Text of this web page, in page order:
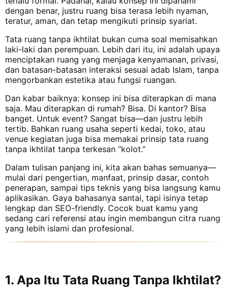
dengan benar, justru ruang bisa terasa lebih nyaman,
teratur, aman, dan tetap mengikuti prinsip syariat.
Tata ruang tanpa ikhtilat bukan cuma soal memisahkan
laki-laki dan perempuan. Lebih dari itu, ini adalah upaya
menciptakan ruang yang menjaga kenyamanan, privasi,
dan batasan-batasan interaksi sesuai adab Islam, tanpa
mengorbankan estetika atau fungsi ruangan.
Dan kabar baiknya: konsep ini bisa diterapkan di mana
saja. Mau diterapkan di rumah? Bisa. Di kantor? Bisa
banget. Untuk event? Sangat bisa—dan justru lebih
tertib. Bahkan ruang usaha seperti kedai, toko, atau
venue kegiatan juga bisa memakai prinsip tata ruang
tanpa ikhtilat tanpa terkesan “kolot.”
Dalam tulisan panjang ini, kita akan bahas semuanya—
mulai dari pengertian, manfaat, prinsip dasar, contoh
penerapan, sampai tips teknis yang bisa langsung kamu
aplikasikan. Gaya bahasanya santai, tapi isinya tetap
lengkap dan SEO-friendly. Cocok buat kamu yang
sedang cari referensi atau ingin membangun citra ruang
yang lebih islami dan profesional.
1. Apa Itu Tata Ruang Tanpa Ikhtilat?